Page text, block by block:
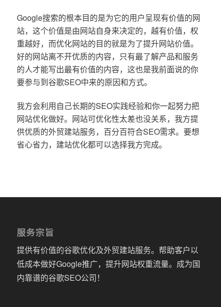
Google搜索的根本目的是为它的用户呈现有价值的网
站，这个价值是由网站自身来决定的，越有价值，权
重越好，而优化网站的目的就是为了提升网站价值。
好的网站离不开优质的内容，只有最了解产品和服务
的人才能写出最有价值的内容，这也是我前面说的你
要参与到谷歌SEO中来的原因和方式。
我方会利用自己长期的SEO实践经验和你一起努力把
网站优化做好。网站可优化性太差也没关系，我方提
供优质的外贸建站服务，百分百符合SEO需求。要想
省心省力，建站优化都可以选择我方完成。
服务宗旨
提供有价值的谷歌优化及外贸建站服务。帮助客户以
低成本做好Google推广，提升网站权重流量。成为国
内靠谱的谷歌SEO公司！